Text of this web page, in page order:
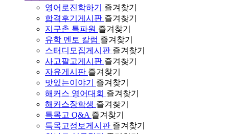
영어로진학하기
즐겨찾기
합격후기게시판 즐겨찾기
지구촌 특파원 즐겨찾기
유학 멘토 칼럼 즐겨찾기
스터디모집게시판 즐겨찾기
사고팔고게시판 즐겨찾기
자유게시판 즐겨찾기
맛있는이야기
즐겨찾기
해커스 영어대회 즐겨찾기
해커스장학생 즐겨찾기
특목고 Q&A 즐겨찾기
특목고정보게시판 즐겨찾기